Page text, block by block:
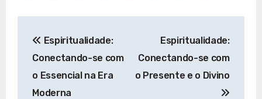
de
Post
Espiritualidade:
Conectando-se com
o Essencial na Era
Moderna
Espiritualidade:
Conectando-se com
o Presente e o Divino